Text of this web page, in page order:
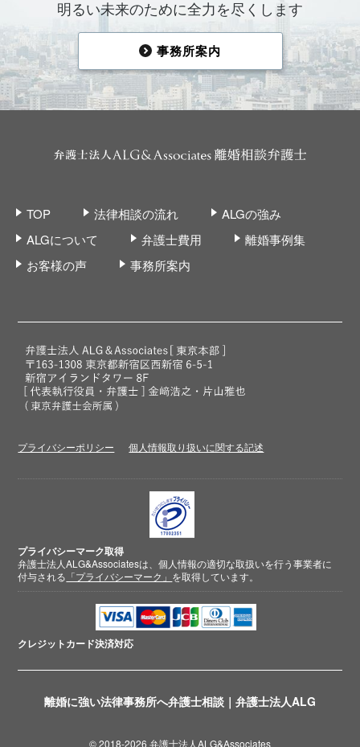
離婚に強い法律事務所へ弁護士相談｜弁護士法人ALG
明るい未来のために全力を尽くします
事務所案内
TOP 法律相談の流れ
ALGの強み
ALGについて
弁護士費用
離婚事例集
お客様の声
事務所案内
プライバシーポリシー 個人情報取り扱いに関する記述
プライバシーマーク取得
弁護士法人ALG&Associatesは、個人情報の適切な取扱いを行う事業者に
付与される 「プライバシーマーク」 を取得しています。
クレジットカード決済対応
© 2018-2026 弁護士法人ALG&Associates